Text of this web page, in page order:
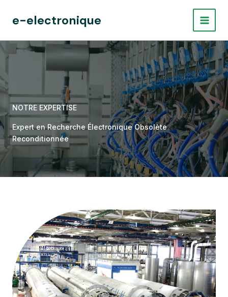
e-electronique
NOTRE EXPERTISE
Expert en Recherche Électronique Obsolète
Reconditionnée